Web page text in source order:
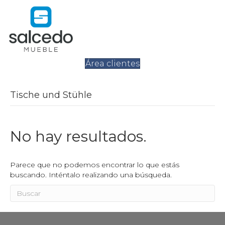
Área clientes
Tische und Stühle
No hay resultados.
Parece que no podemos encontrar lo que estás
buscando. Inténtalo realizando una búsqueda.